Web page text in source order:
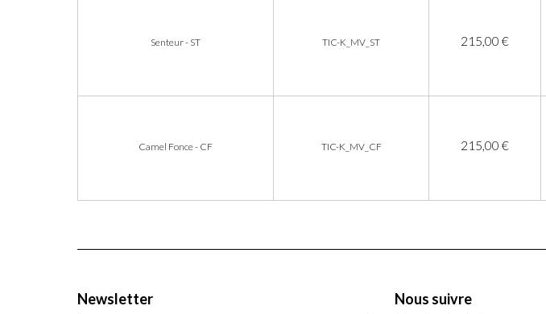
Senteur - ST TIC-K_MV_ST 215,00 €
Camel Fonce - CF TIC-K_MV_CF 215,00 €
Newsletter Nous suivre